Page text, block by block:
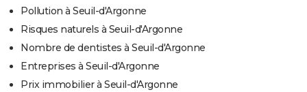
Pollution à Seuil-d'Argonne
Risques naturels à Seuil-d'Argonne
Nombre de dentistes à Seuil-d'Argonne
Entreprises à Seuil-d'Argonne
Prix immobilier à Seuil-d'Argonne